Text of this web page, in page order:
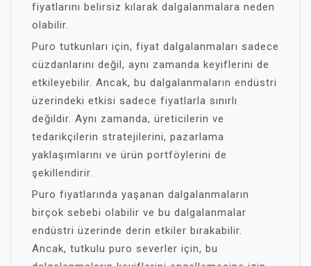
fiyatlarını belirsiz kılarak dalgalanmalara neden
olabilir.
Puro tutkunları için, fiyat dalgalanmaları sadece
cüzdanlarını değil, aynı zamanda keyiflerini de
etkileyebilir. Ancak, bu dalgalanmaların endüstri
üzerindeki etkisi sadece fiyatlarla sınırlı
değildir. Aynı zamanda, üreticilerin ve
tedarikçilerin stratejilerini, pazarlama
yaklaşımlarını ve ürün portföylerini de
şekillendirir.
Puro fiyatlarında yaşanan dalgalanmaların
birçok sebebi olabilir ve bu dalgalanmalar
endüstri üzerinde derin etkiler bırakabilir.
Ancak, tutkulu puro severler için, bu